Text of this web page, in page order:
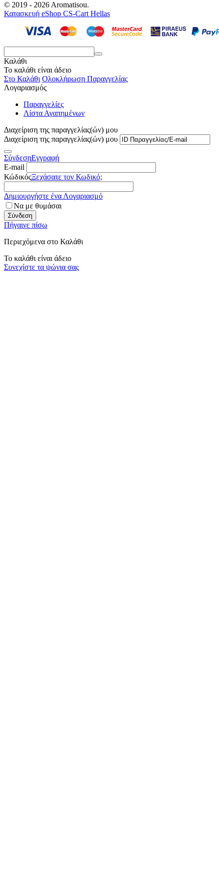
© 2019 - 2026 Aromatisou.
Κατασκευή eShop CS-Cart Hellas
Καλάθι
Το καλάθι είναι άδειο
Στο Καλάθι Ολοκλήρωση Παραγγελίας
Λογαριασμός
Παραγγελίες
Λίστα Αγαπημένων
Διαχείριση της παραγγελίας(ών) μου
Διαχείριση της παραγγελίας(ών) μου
ΣύνδεσηΕγγραφή
E-mail
ΚώδικόςΞεχάσατε τον Κωδικό;
Δημιουργήστε ένα Λογαριασμό
Να με θυμάσαι
Σύνδεση
Πήγαινε πίσω
Περιεχόμενα στο Καλάθι
Το καλάθι είναι άδειο
Συνεχίστε τα ψώνια σας